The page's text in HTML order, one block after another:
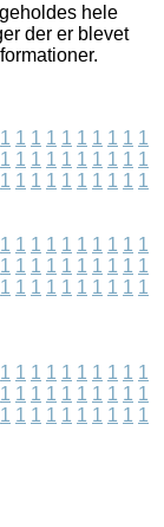
hele
der er blevet
1 1 1 1 1 1 1 1 1 1
1 1 1 1 1 1 1 1 1 1
1 1 1 1 1 1 1 1 1 1
1 1 1 1 1 1 1 1 1 1
1 1 1 1 1 1 1 1 1 1
1 1 1 1 1 1 1 1 1 1
1 1 1 1 1 1 1 1 1 1
1 1 1 1 1 1 1 1 1 1
1 1 1 1 1 1 1 1 1 1